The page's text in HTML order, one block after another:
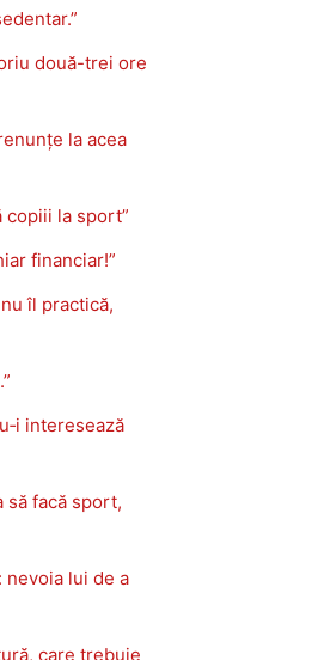
două-trei ore
la acea
copiii la sport”
financiar!”
îl practică,
interesează
să facă sport,
nevoia lui de a
care trebuie